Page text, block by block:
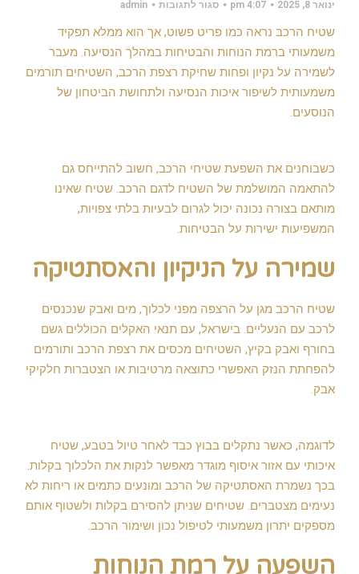
ינואר 8, 2025 4:07 pm סגור לתגובות על
שטיח
משפיע
על
ובטיחות
ברכב
admin
שטיח הרכב נראה כמו פריט פשוט, אך הוא ממלא תפקיד
משמעותי ברמת הנוחות והבטיחות במהלך הנסיעה. מעבר
לשמירה על נקיון ופחות שחיקת רצפת הרכב, השטיחים תורמים
משמעותית לשיפור איכות הנסיעה ולתחושת הביטחון של
הנוסעים.
כשבוחנים את השפעת שטיחי הרכב, חשוב להתייחס גם
להתאמה המושלמת של השטיח לדגם הרכב. שטיח שאינו
מותאם בצורה נכונה יכול לגרום לבעיות בלתי צפויות,
המשפיעות ישירות על הבטיחות.
שמירה על הניקיון והאסתטיקה
שטיח הרכב מגן על הרצפה מפני לכלוך, מים ואבק שנכנסים
לרכב עם הנעליים. בישראל, עם תנאי האקלים הכוללים גשם
בחורף ואבק בקיץ, השטיחים מכסים את רצפת הרכב ותורמים
להפחתת הנזק האפשרי כתוצאה מרטיבות או הצטברות חלקיקי
אבק.
לדוגמה, כאשר נתקלים בבוץ כבד לאחר טיול בטבע, שטיח
איכותי עם אזור איסוף מוגדר מאפשר לנקות את הלכלוך בקלות.
בכך נשמרת האסתטיקה של הרכב ומונעים כתמים או ריחות לא
נעימים מצטברים. שטיחים שניתן להסירם בקלות ולשטוף אותם
מספקים יתרון משמעותי לטיפול נכון ושימור הרכב.
השפעה על רמת הנוחות